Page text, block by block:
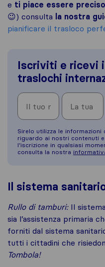
e ti piace essere preciso
😉) consulta la nostra
pianificare il trasloco
Iscriviti e ricevi
traslochi
Sirelo utilizza le
riguardo ai nostri contenuti
l’iscrizione in qualsiasi
consulta la nostra
Il sistema
Rullo di tamburi:Il
sia l’assistenza primaria
forniti dal sistema
tutti i cittadini che
Tombola!